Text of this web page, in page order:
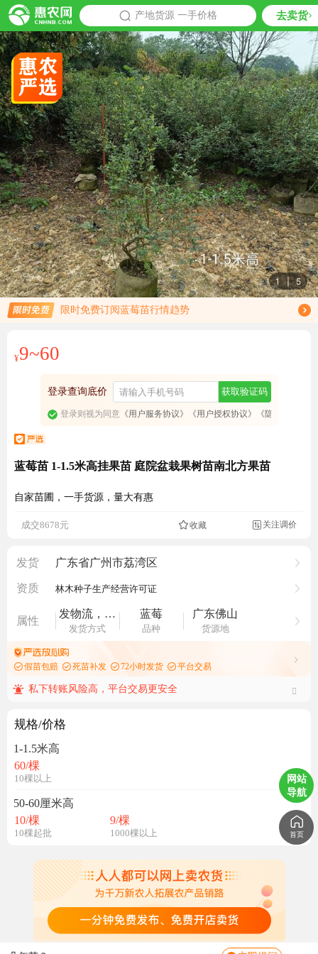
产地货源 一手价格 去卖货
推荐
1 | 5
限时免费订阅蓝莓苗行情趋势
¥9~60
登录查询底价 获取验证码
登录则视为同意《用户服务协议》 《用户授权协议》 《隐私政策》
蓝莓苗 1-1.5米高挂果苗 庭院盆栽果树苗南北方果苗
自家苗圃，一手货源，量大有惠
成交8678元
收藏 关注调价
发货 广东省广州市荔湾区
资质 林木种子生产经营许可证
属性
发物流，运费到付
发货方式
蓝莓
品种
广东佛山
货源地
假苗包赔 死苗补发 72小时发货 平台交易
私下转账风险高，平台交易更安全
规格/价格
1-1.5米高
60/棵
10棵以上
50-60厘米高
10/棵
10棵起批
9/棵
1000棵以上
网站
导航
首页
这是什么品种？
是嫁接苗吗？